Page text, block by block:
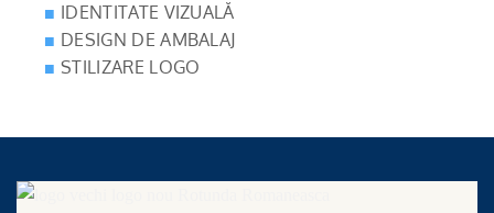
IDENTITATE VIZUALĂ
DESIGN DE AMBALAJ
STILIZARE LOGO